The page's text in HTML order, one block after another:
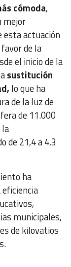
cómoda,
mejor
esta actuación
de la
el inicio de la
sustitución
lo que ha
de la luz de
de 11.000
de 21,4 a 4,3
ha
municipales,
de kilovatios